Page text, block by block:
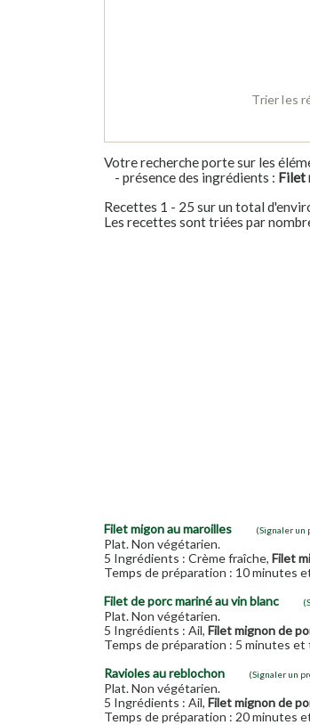
Trier les
Votre recherche porte sur les
- présence des ingrédients : Filet
Recettes 1 - 25 sur un total
Les recettes sont triées par
Filet migon au maroilles (Signaler un
Plat. Non végétarien.
5 Ingrédients : Crème fraîche, Filet
Temps de préparation : 10 minutes
Filet de porc mariné au vin blanc
Plat. Non végétarien.
5 Ingrédients : Ail, Filet mignon de
Temps de préparation : 5 minutes
Ravioles au reblochon
(Signaler un
Plat. Non végétarien.
5 Ingrédients : Ail, Filet mignon de
Temps de préparation : 20 minutes